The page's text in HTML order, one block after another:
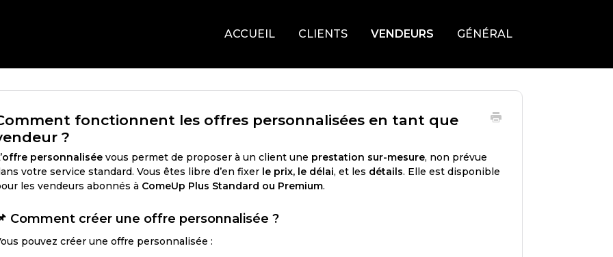
ACCUEIL CLIENTS VENDEURS GÉNÉRAL
fonctionnent les offres personnalisées en tant que
?
offre personnaliséevous permet de proposer à un client une prestation sur-mesure, non prévue
votre service standard. Vous êtes libre d’en fixer le prix, le délai, et les détails. Elle est disponible
les vendeurs abonnés à ComeUp Plus Standard ou Premium.
Comment créer une offre personnalisée ?
pouvez créer une offre personnalisée :